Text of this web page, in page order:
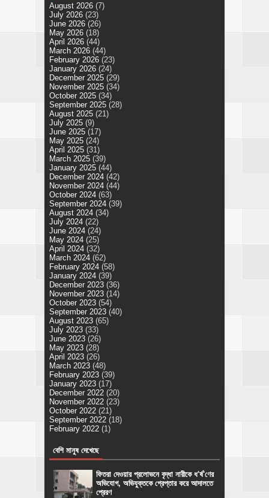
August 2026 (7)
July 2026 (23)
June 2026 (26)
May 2026 (18)
April 2026 (44)
March 2026 (44)
February 2026 (23)
January 2026 (24)
December 2025 (29)
November 2025 (34)
October 2025 (34)
September 2025 (28)
August 2025 (21)
July 2025 (9)
June 2025 (17)
May 2025 (24)
April 2025 (31)
March 2025 (39)
January 2025 (44)
December 2024 (42)
November 2024 (44)
October 2024 (63)
September 2024 (39)
August 2024 (34)
July 2024 (22)
June 2024 (24)
May 2024 (25)
April 2024 (32)
March 2024 (62)
February 2024 (58)
January 2024 (39)
December 2023 (36)
November 2023 (14)
October 2023 (54)
September 2023 (40)
August 2023 (65)
July 2023 (33)
June 2023 (26)
May 2023 (28)
April 2023 (26)
March 2023 (48)
February 2023 (39)
January 2023 (17)
December 2022 (20)
November 2022 (23)
October 2022 (21)
September 2022 (18)
February 2022 (1)
বেশি মানুষ দেখেছে
ফিতরা দেওয়ার প্রলোভনে বৃদ্ধা নারীকে ধ'র্ষ'ণের
অভিযোগ, অভিযুক্তকে গ্রেপ্তার করে আদালতে
প্রেরণ